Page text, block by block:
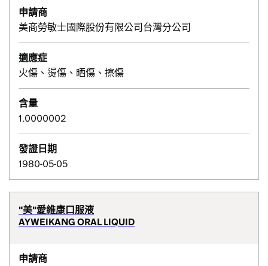
申請商
美商勞敏士國際股份有限公司台灣分公司
適應症
火傷、燙傷、晒傷、擦傷
含量
1.0000002
發證日期
1980-05-05
"美"愛維康口服液
AYWEIKANG ORAL LIQUID
申請商